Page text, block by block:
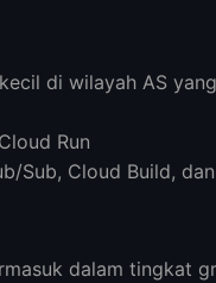
di wilayah AS
Run
Sub, Cloud Build,
dalam tingkat